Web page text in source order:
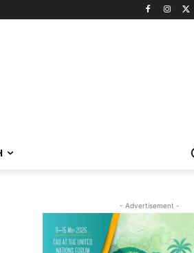
- Advertisement -